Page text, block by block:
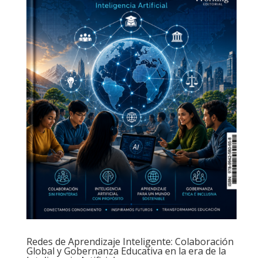
Redes de Aprendizaje Inteligente: Colaboración
Global y Gobernanza Educativa en la era de la